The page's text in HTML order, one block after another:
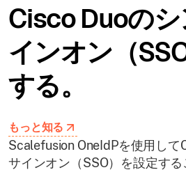
Cisco Duoの
インオン（
する。
もっと知る
Scalefusion OneIdPを使用して
サインオン（SSO）を設定す